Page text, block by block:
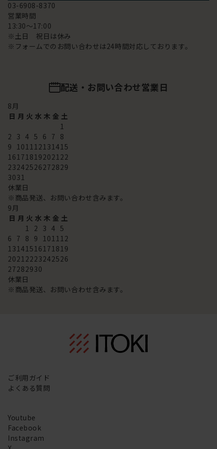
03-6908-8370
営業時間
13:30～17:00
※土日 祝日は休み
※フォームでのお問い合わせは24時間対応しております。
配送・お問い合わせ営業日
8月
日 月 火 水 木 金 土
1
2 3 4 5 6 7 8
9 101112131415
16171819202122
23242526272829
3031
休業日
※商品発送、お問い合わせ含みます。
9月
日 月 火 水 木 金 土
1 2 3 4 5
6 7 8 9 101112
13141516171819
20212223242526
27282930
休業日
※商品発送、お問い合わせ含みます。
ご利用ガイド
よくある質問
Youtube
Facebook
Instagram